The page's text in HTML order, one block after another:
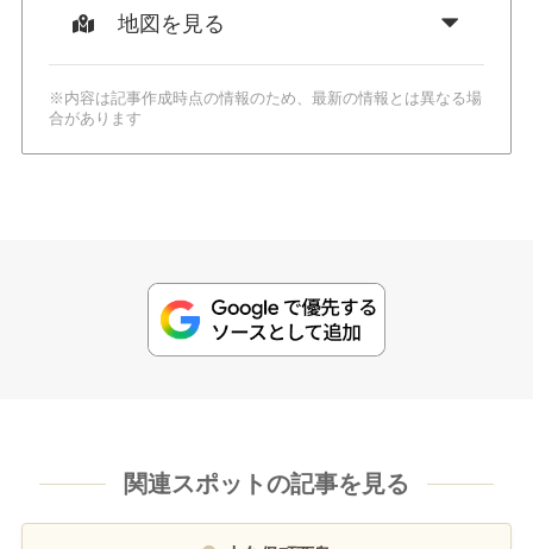
地図を見る
※内容は記事作成時点の情報のため、最新の情報とは異なる場
合があります
関連スポットの記事を見る